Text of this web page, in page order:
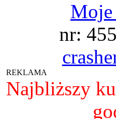
Moje
nr:
REKLAMA
Najbliższy